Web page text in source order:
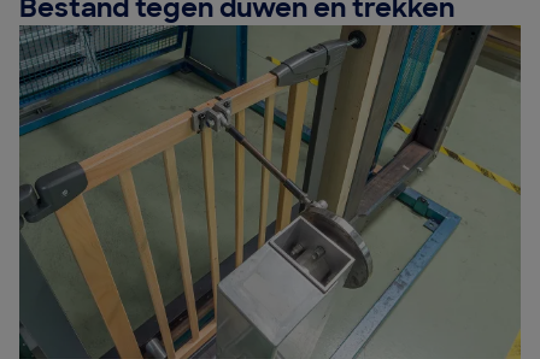
Bestand tegen duwen en trekken